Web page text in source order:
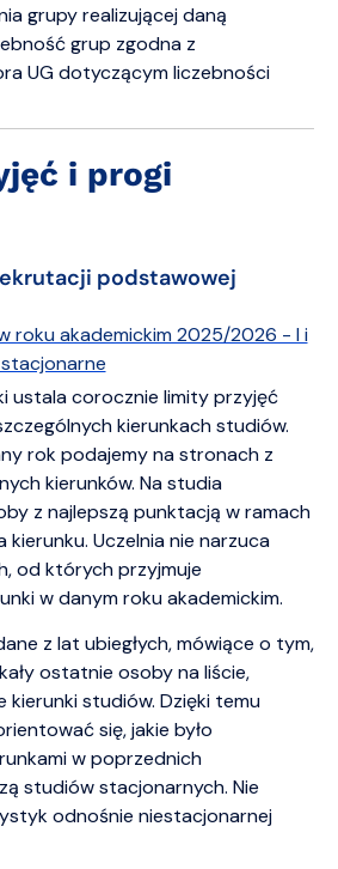
grupy realizującej daną
grup zgodna z
UG dotyczącym liczebności
i progi
podstawowej
roku akademickim 2025/2026 - I i
ustala corocznie limity przyjęć
kierunkach studiów.
rok podajemy na stronach z
kierunków. Na studia
z najlepszą punktacją w ramach
Uczelnia nie narzuca
od których przyjmuje
w danym roku akademickim.
z lat ubiegłych, mówiące o tym,
ostatnie osoby na liście,
studiów. Dzięki temu
się, jakie było
w poprzednich
studiów stacjonarnych. Nie
odnośnie niestacjonarnej